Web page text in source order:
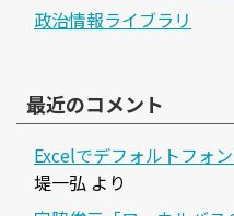
政治情報ライブラリ
最近のコメント
Excelでデフォルトフォ
堤一弘 より